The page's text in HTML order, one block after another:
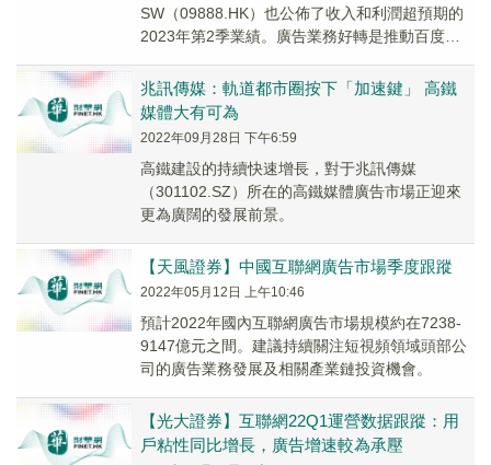
SW（09888.HK）也公佈了收入和利潤超預期的
2023年第2季業績。廣告業務好轉是推動百度收
實質性收入...
兆訊傳媒：軌道都市圈按下「加速鍵」 高鐵
媒體大有可為
2022年09月28日 下午6:59
高鐵建設的持續快速增長，對于兆訊傳媒
（301102.SZ）所在的高鐵媒體廣告市場正迎來
更為廣闊的發展前景。
【天風證券】中國互聯網廣告市場季度跟蹤
2022年05月12日 上午10:46
預計2022年國內互聯網廣告市場規模約在7238-
9147億元之間。建議持續關注短視頻領域頭部公
司的廣告業務發展及相關產業鏈投資機會。
【光大證券】互聯網22Q1運營数据跟蹤：用
戶粘性同比增長，廣告增速較為承壓